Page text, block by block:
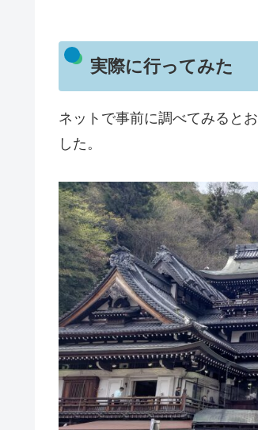
実際に行ってみた
ネットで事前に調べてみると
した。